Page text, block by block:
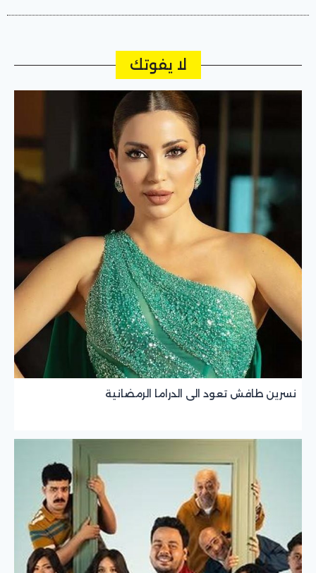
لا يفوتك
نسرين طافش تعود الى الدراما الرمضانية